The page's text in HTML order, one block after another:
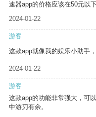
速器app的价格应该在50元以
2024-01-22
游客
这款app就像我的娱乐小助手
2024-01-22
游客
这款app的功能非常强大，可
中游刃有余。